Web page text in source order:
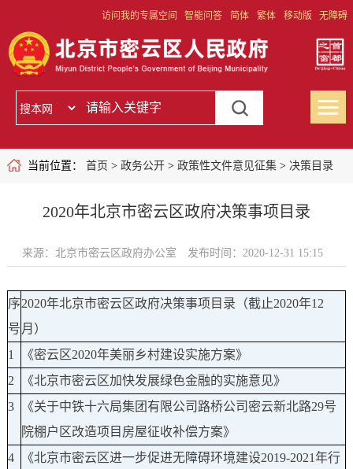
访问我的专属空间 智能问答 简体 繁体 移动版 无障碍
当前位置： 首页 > 政务公开> 政策性文件意见征集> 决策目录
2020年北京市密云区政府决策事项目录
来源：北京市密云区政府办公室 发布时间：2020-12-31 15:15
序
号
2020年北京市密云区政府决策事项目录（截止2020年12
月）
1
《密云区2020年美丽乡村建设实施方案》
2
《北京市密云区加快发展绿色金融的实施意见》
3
《关于中铁十六局集团有限公司路桥公司密云新北路29号
院棚户区改造项目房屋征收补偿方案》
4
《北京市密云区进一步促进无障碍环境建设2019-2021年行